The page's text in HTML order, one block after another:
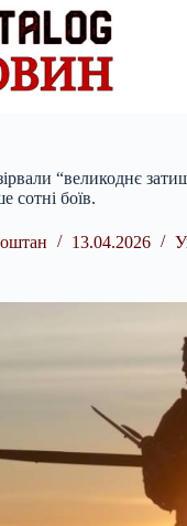
“великоднє
сотні боїв.
13.04.2026